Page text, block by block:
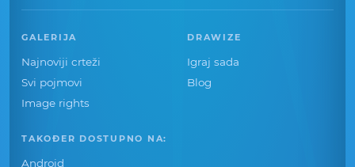
GALERIJA
Najnoviji crteži
Svi pojmovi
Image rights
DRAWIZE
Igraj sada
Blog
TAKOĐER DOSTUPNO NA:
Android